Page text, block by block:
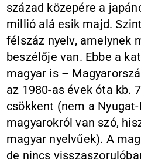
század közepére a
millió alá esik majd.
félszáz nyelv, amelynek
beszélője van. Ebbe a
magyar is –
az 1980-as évek óta kb.
csökkent (nem a
magyarokról van szó,
magyar nyelvűek). A
de nincs